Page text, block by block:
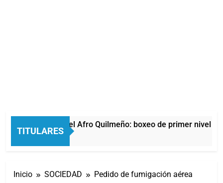
TITULARES
La noche del Afro Quilmeño: boxeo de primer nivel en
5 Horas Atrás
Inicio SOCIEDAD Pedido de fumigación aérea